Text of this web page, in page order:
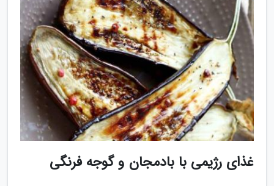
غذای رژیمی با بادمجان و گوجه فرنگی